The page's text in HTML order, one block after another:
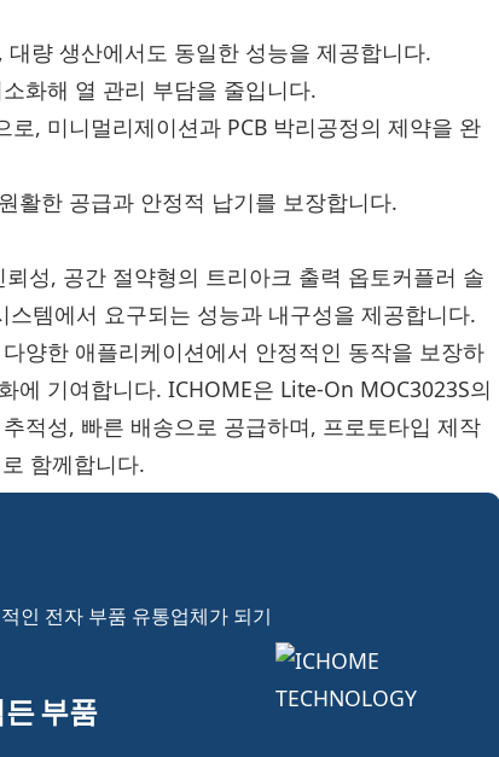
량 생산에서도 동일한 성능을 제공합니다.
화해 열 관리 부담을 줄입니다.
, 미니멀리제이션과 PCB 박리공정의 제약을 완
활한 공급과 안정적 납기를 보장합니다.
성, 공간 절약형의 트리아크 출력 옵토커플러 솔
템에서 요구되는 성능과 내구성을 제공합니다.
양한 애플리케이션에서 안정적인 동작을 보장하
에 기여합니다. ICHOME은 Lite-On MOC3023S의
적성, 빠른 배송으로 공급하며, 프로토타입 제작
함께합니다.
인 전자 부품 유통업체가 되기
부품